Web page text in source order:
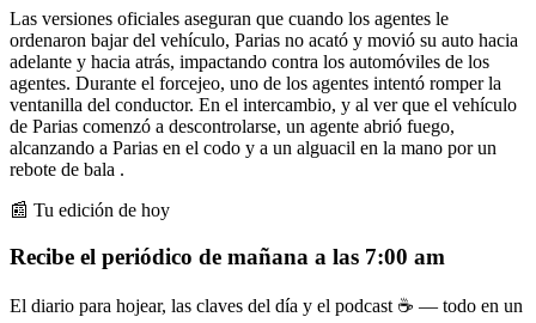
Las versiones oficiales aseguran que cuando los agentes le
ordenaron bajar del vehículo, Parias no acató y movió su auto hacia
adelante y hacia atrás, impactando contra los automóviles de los
agentes. Durante el forcejeo, uno de los agentes intentó romper la
ventanilla del conductor. En el intercambio, y al ver que el vehículo
de Parias comenzó a descontrolarse, un agente abrió fuego,
alcanzando a Parias en el codo y a un alguacil en la mano por un
rebote de bala .
📰 Tu edición de hoy
Recibe el periódico de mañana a las 7:00 am
El diario para hojear, las claves del día y el podcast ☕ — todo en un